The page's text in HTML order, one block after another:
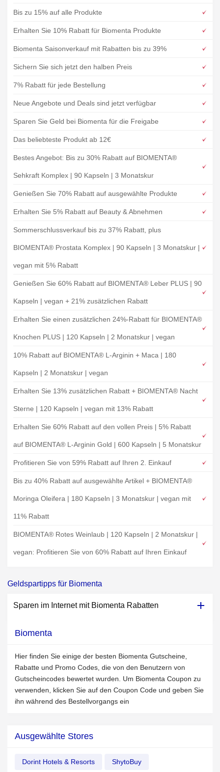
Bis zu 15% auf alle Produkte
Erhalten Sie 10% Rabatt für Biomenta Produkte
Biomenta Saisonverkauf mit Rabatten bis zu 39%
Sichern Sie sich jetzt den halben Preis
7% Rabatt für jede Bestellung
Neue Angebote und Deals sind jetzt verfügbar
Sparen Sie Geld bei Biomenta für die Freigabe
Das beliebteste Produkt ab 12€
Bestes Angebot: Bis zu 30% Rabatt auf BIOMENTA®
Sehkraft Komplex | 90 Kapseln | 3 Monatskur
Genießen Sie 70% Rabatt auf ausgewählte Produkte
Erhalten Sie 5% Rabatt auf Beauty & Abnehmen
Sommerschlussverkauf bis zu 37% Rabatt, plus
BIOMENTA® Prostata Komplex | 90 Kapseln | 3 Monatskur |
vegan mit 5% Rabatt
Genießen Sie 60% Rabatt auf BIOMENTA® Leber PLUS | 90
Kapseln | vegan + 21% zusätzlichen Rabatt
Erhalten Sie einen zusätzlichen 24%-Rabatt für BIOMENTA®
Knochen PLUS | 120 Kapseln | 2 Monatskur | vegan
10% Rabatt auf BIOMENTA® L-Arginin + Maca | 180
Kapseln | 2 Monatskur | vegan
Erhalten Sie 13% zusätzlichen Rabatt + BIOMENTA® Nacht
Sterne | 120 Kapseln | vegan mit 13% Rabatt
Erhalten Sie 60% Rabatt auf den vollen Preis | 5% Rabatt
auf BIOMENTA® L-Arginin Gold | 600 Kapseln | 5 Monatskur
Profitieren Sie von 59% Rabatt auf Ihren 2. Einkauf
Bis zu 40% Rabatt auf ausgewählte Artikel + BIOMENTA®
Moringa Oleifera | 180 Kapseln | 3 Monatskur | vegan mit
11% Rabatt
BIOMENTA® Rotes Weinlaub | 120 Kapseln | 2 Monatskur |
vegan: Profitieren Sie von 60% Rabatt auf Ihren Einkauf
Geldspartipps für Biomenta
Sparen im Internet mit Biomenta Rabatten
Biomenta
Hier finden Sie einige der besten Biomenta Gutscheine,
Rabatte und Promo Codes, die von den Benutzern von
Gutscheincodes bewertet wurden. Um Biomenta Coupon zu
verwenden, klicken Sie auf den Coupon Code und geben Sie
ihn während des Bestellvorgangs ein
Ausgewählte Stores
Dorint Hotels & Resorts ShytoBuy